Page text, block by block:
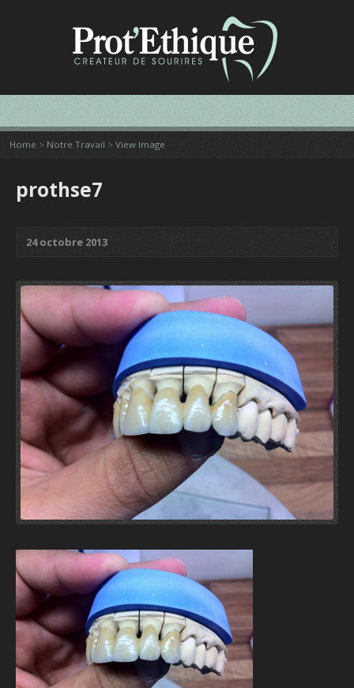
Home > Notre Travail > View Image
prothse7
24 octobre 2013